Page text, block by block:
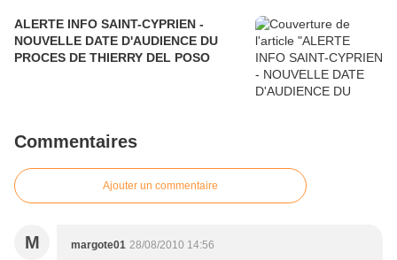
ALERTE INFO SAINT-CYPRIEN -
NOUVELLE DATE D'AUDIENCE DU
PROCES DE THIERRY DEL POSO
Commentaires
Ajouter un commentaire
M margote01 28/08/2010 14:56